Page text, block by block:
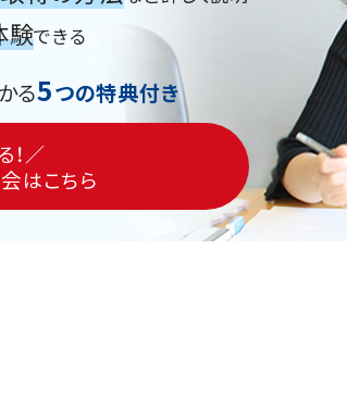
験できる
る5つの特典付き
！／
はこちら